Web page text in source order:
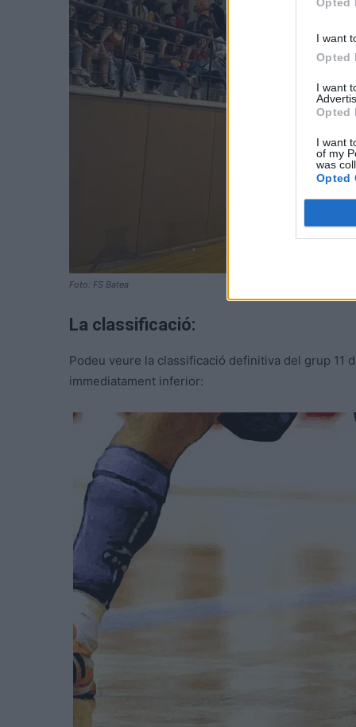
I want
Opted
I want
Opted
I want
of my
was
Opted
Foto: FS Batea
La classificació:
Podeu veure la classificació definitiva del grup 11
immediatament inferior: